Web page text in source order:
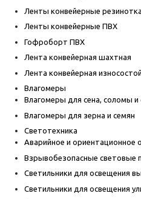
Ленты конвейерные
Ленты конвейерные ПВХ
Гофроборт ПВХ
Лента конвейерная шахтная
Лента конвейерная
Влагомеры
Влагомеры для сена, соломы и
Влагомеры для зерна и семян
Светотехника
Аварийное и ориентационное
Взрывобезопасные световые
Светильники для освещения
Светильники для освещения